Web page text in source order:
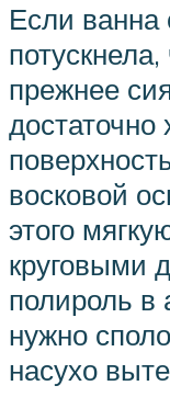
Если
прежнее
достаточно
восковой
этого
круговыми
полироль в
нужно
насухо